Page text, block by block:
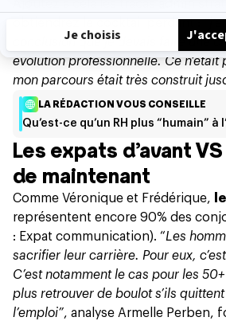
obtiendrez le cocktail perdant :
conclusion que je devais faire une
évolution professionnelle. Ce n’était
mon parcours était très construit
LA RÉDACTION VOUS CONSEILLE
Qu’est-ce qu’un RH plus “humain” à
Les expats d’avant
de maintenant
Comme Véronique et Frédérique,
représentent encore 90% des
: Expat communication). “Les
sacrifier leur carrière. Pour eux,
C’est notamment le cas pour les
plus retrouver de boulot s’ils
l’emploi”, analyse Armelle Perben,